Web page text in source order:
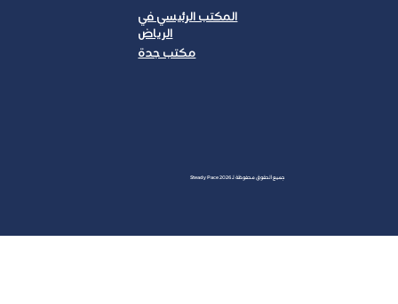
المكتب الرئيسي في
الرياض
مكتب جدة
جميع الحقوق محفوظة لـ Steady Pace 2026